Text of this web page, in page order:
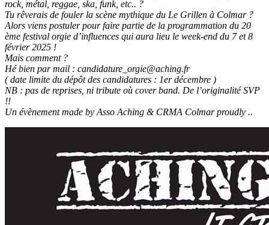
rock, métal, reggae, ska, funk, etc.. ?
Tu rêverais de fouler la scène mythique du Le Grillen à Colmar ?
Alors viens postuler pour faire partie de la programmation du 20
ème festival orgie d’influences qui aura lieu le week-end du 7 et 8
février 2025 !
Mais comment ?
Hé bien par mail : candidature_orgie@aching.fr
( date limite du dépôt des candidatures : 1er décembre )
NB : pas de reprises, ni tribute où cover band. De l’originalité SVP
!!
Un évènement made by Asso Aching & CRMA Colmar proudly ..